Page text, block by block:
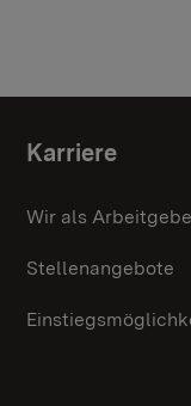
Karriere
Wir als
Stellenangebote